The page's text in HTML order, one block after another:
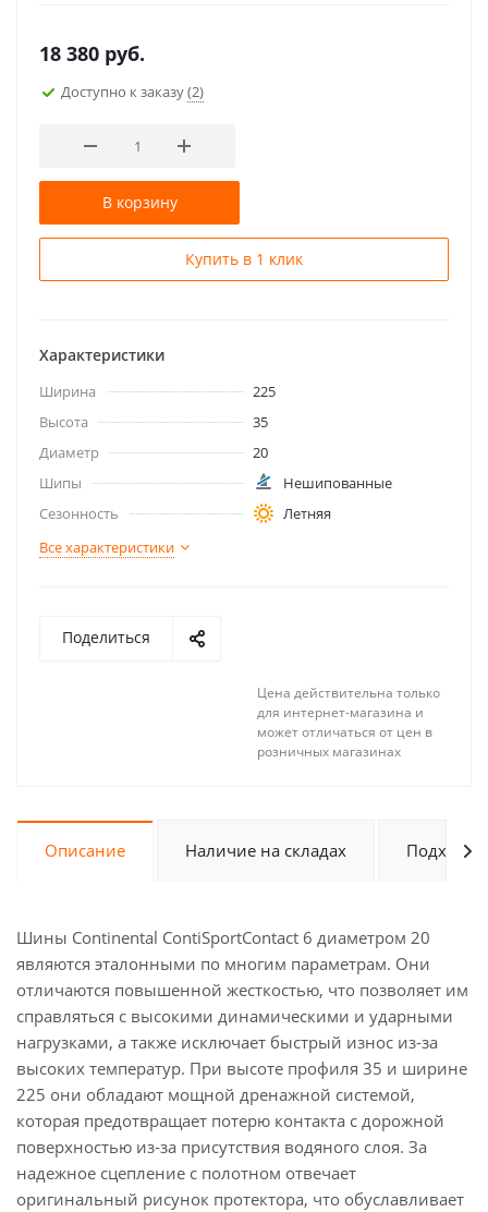
18 380 руб.
Доступно к заказу(2)
В корзину
Купить в 1 клик
Характеристики
Ширина
225
Высота
35
Диаметр
20
Шипы
Нешипованные
Сезонность
Летняя
Все характеристики
Поделиться
Цена действительна только
для интернет-магазина и
может отличаться от цен в
розничных магазинах
Описание Наличие на складах Подходит
Шины Continental ContiSportContact 6 диаметром 20
являются эталонными по многим параметрам. Они
отличаются повышенной жесткостью, что позволяет им
справляться с высокими динамическими и ударными
нагрузками, а также исключает быстрый износ из-за
высоких температур. При высоте профиля 35 и ширине
225 они обладают мощной дренажной системой,
которая предотвращает потерю контакта с дорожной
поверхностью из-за присутствия водяного слоя. За
надежное сцепление с полотном отвечает
оригинальный рисунок протектора, что обуславливает